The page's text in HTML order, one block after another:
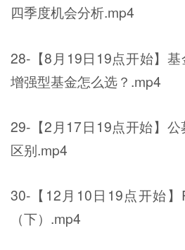
四季度机会分析.mp4
28-【8月19日19点开始】
增强型基金怎么选？.mp4
29-【2月17日19点开始】
区别.mp4
30-【12月10日19点开始
（下）.mp4